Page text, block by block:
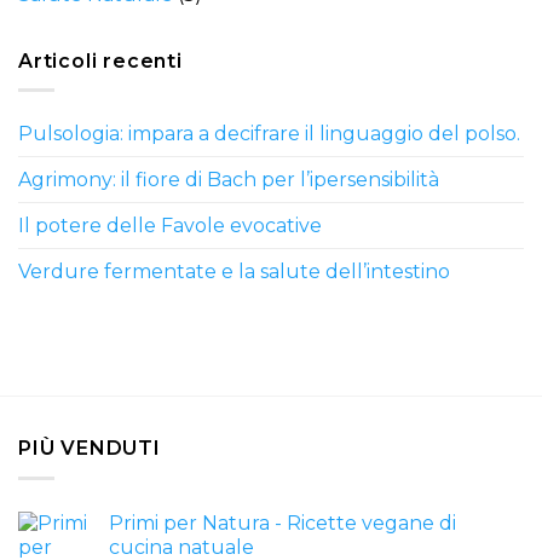
Articoli recenti
Pulsologia: impara a decifrare il linguaggio del polso.
Agrimony: il fiore di Bach per l’ipersensibilità
Il potere delle Favole evocative
Verdure fermentate e la salute dell’intestino
PIÙ VENDUTI
Primi per Natura - Ricette vegane di
cucina natuale